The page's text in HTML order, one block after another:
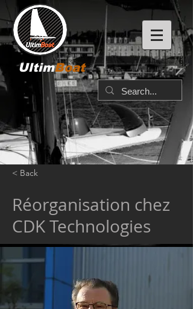
UltimBoat
< Back
Réorganisation chez
CDK Technologies